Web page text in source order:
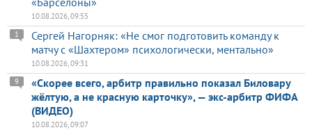
10.08.2026, 09:55
Сергей Нагорняк: «Не смог подготовить команду к
матчу с «Шахтером» психологически, ментально»
1
10.08.2026, 09:31
«Скорее всего, арбитр правильно показал Биловару
жёлтую, а не красную карточку», — экс-арбитр ФИФА
(ВИДЕО)
9
10.08.2026, 09:07